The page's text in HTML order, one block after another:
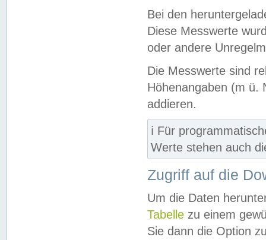
Bei den
Diese Messwerte
oder andere
Die Messwerte sind
Höhenangaben (m ü.
addieren.
ℹ️ Für
Werte stehen auch
Zugriff auf die
Um die Daten
Tabelle zu einem
Sie dann die Option